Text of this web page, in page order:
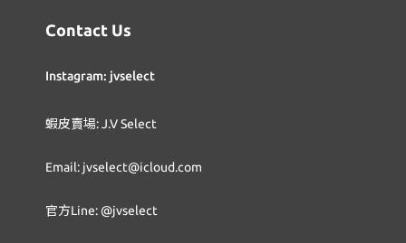
Contact Us
Instagram: jvselect
蝦皮賣場: J.V Select
Email: jvselect@icloud.com
官方Line: @jvselect